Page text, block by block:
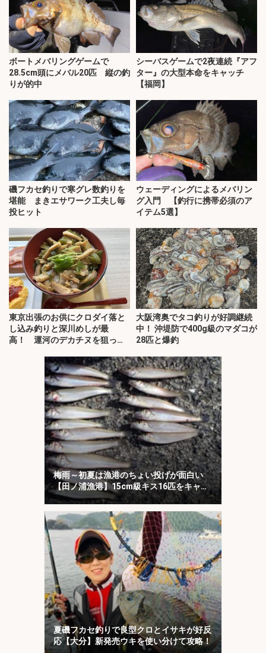
ボートメバリングゲームで
28.5cm頭にメバル20匹 縦の釣
りが的中
シーバスゲームで2夜連続『アフ
ター』の大型本命をキャッチ
【福岡】
磯フカセ釣りで寒グレ数釣りを
堪能 まきエサワーク工夫し毎
投ヒット
ウェーディングによるメバリン
グ入門 【釣行に携帯必須のア
イテム5選】
東京出張のお供にクロダイ落と
し込み釣りと深川めしが最
高！ 運河のデカチヌを狙って
大阪湾奥でタコ釣りが好調継続
中！ 沖堤防で400g級のマダコが
28匹と爆釣
梅雨～初夏は漁港のちょい投げが面白い
【田ノ浦漁港】15cm級キス16匹をキャッ
チ！
夏磯フカセ釣りで良型クロとイサキが好反
応【大分】新発売ウキを使い分けて攻略！